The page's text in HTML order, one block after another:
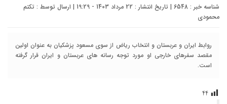
شناسه خبر : 6548 | تاریخ انتشار : 22 مرداد 1403 - 19:29 | ارسال توسط :
تکتم
محمودی
روابط ایران و عربستان و انتخاب ریاض از سوی مسعود پزشکیان به عنوان اولین
مقصد سفرهای خارجی او مورد توجه رسانه های عربستان و ایران قرار گرفته
است.
۴۴